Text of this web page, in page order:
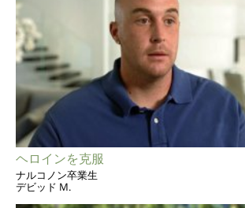
ヘロインを克服
ナルコノン卒業生
デビッド M.